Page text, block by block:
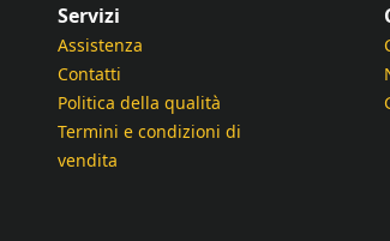
Servizi
Assistenza
Contatti
Politica della qualità
Termini e condizioni di
vendita